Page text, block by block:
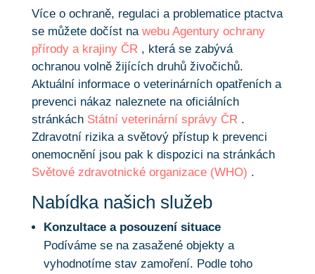
Více o ochraně, regulaci a problematice ptactva
se můžete dočíst na webu Agentury ochrany
přírody a krajiny ČR , která se zabývá
ochranou volně žijících druhů živočichů.
Aktuální informace o veterinárních opatřeních a
prevenci nákaz naleznete na oficiálních
stránkách Státní veterinární správy ČR .
Zdravotní rizika a světový přístup k prevenci
onemocnění jsou pak k dispozici na stránkách
Světové zdravotnické organizace (WHO) .
Nabídka našich služeb
Konzultace a posouzení situace
Podíváme se na zasažené objekty a
vyhodnotíme stav zamoření. Podle toho